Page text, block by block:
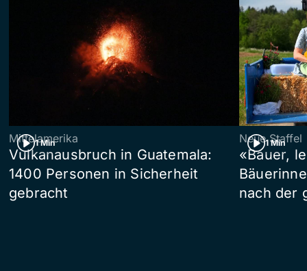
1 Min
Mittelamerika
Vulkanausbruch in Guatemala:
1400 Personen in Sicherheit
gebracht
1 Min
Neue Staffel
«Bauer,
nach der